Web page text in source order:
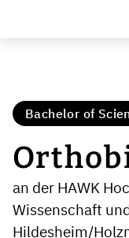
Bachelor of
an der HAWK
Wissenschaft
Hildesheim/